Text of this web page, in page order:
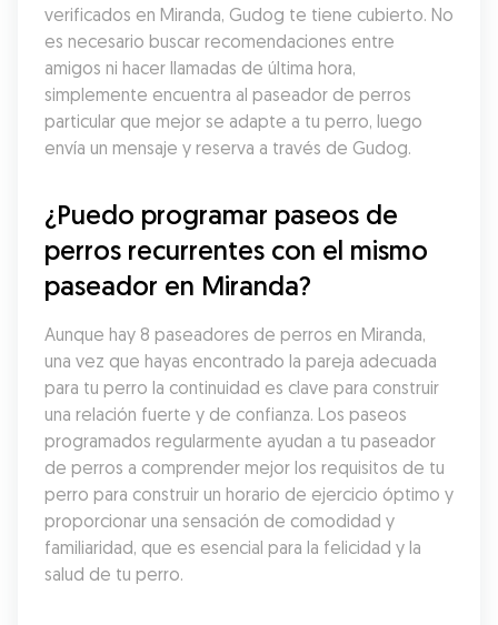
verificados en Miranda, Gudog te tiene cubierto. No
es necesario buscar recomendaciones entre
amigos ni hacer llamadas de última hora,
simplemente encuentra al paseador de perros
particular que mejor se adapte a tu perro, luego
envía un mensaje y reserva a través de Gudog.
¿Puedo programar paseos de
perros recurrentes con el mismo
paseador en Miranda?
Aunque hay 8 paseadores de perros en Miranda,
una vez que hayas encontrado la pareja adecuada
para tu perro la continuidad es clave para construir
una relación fuerte y de confianza. Los paseos
programados regularmente ayudan a tu paseador
de perros a comprender mejor los requisitos de tu
perro para construir un horario de ejercicio óptimo y
proporcionar una sensación de comodidad y
familiaridad, que es esencial para la felicidad y la
salud de tu perro.